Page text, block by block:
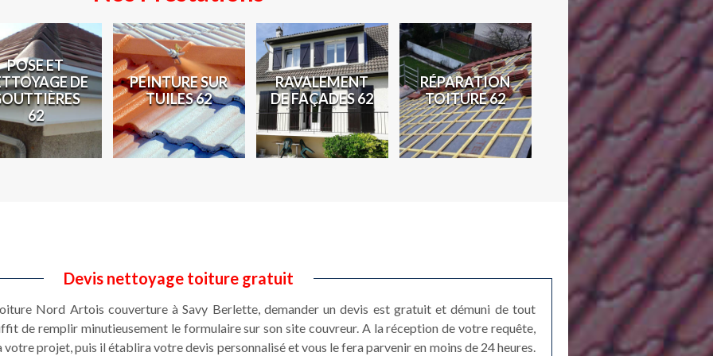
POSE ET
DE
62
PEINTURE SUR
TUILES 62
RAVALEMENT
DE FAÇADES 62
RÉPARATION
TOITURE 62
TRAVAUX DE
ZINGUERIE 62
Devis nettoyage toiture gratuit
Nord Artois couverture à Savy Berlette, demander un devis est gratuit et démuni de tout
de remplir minutieusement le formulaire sur son site couvreur. A la réception de votre requête,
projet, puis il établira votre devis personnalisé et vous le fera parvenir en moins de 24 heures.